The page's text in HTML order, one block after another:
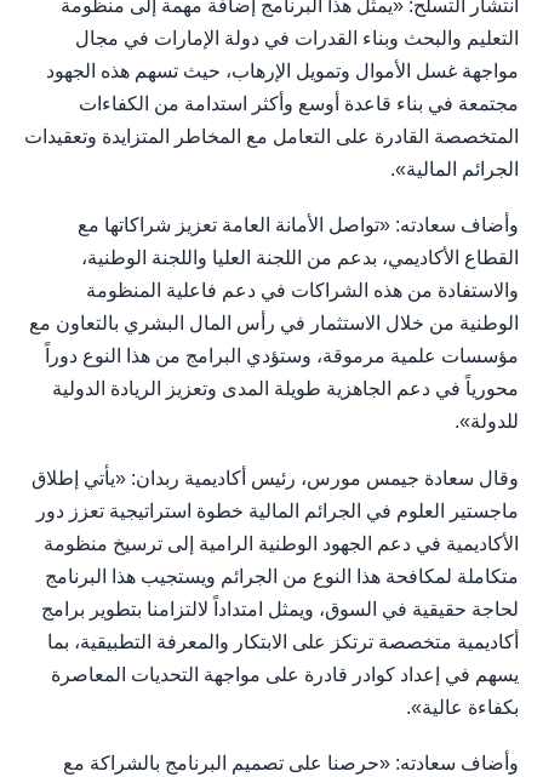
انتشار التسلح: «يمثل هذا البرنامج إضافة مهمة إلى منظومة
التعليم والبحث وبناء القدرات في دولة الإمارات في مجال
مواجهة غسل الأموال وتمويل الإرهاب، حيث تسهم هذه الجهود
مجتمعة في بناء قاعدة أوسع وأكثر استدامة من الكفاءات
المتخصصة القادرة على التعامل مع المخاطر المتزايدة وتعقيدات
الجرائم المالية».
وأضاف سعادته: «تواصل الأمانة العامة تعزيز شراكاتها مع
القطاع الأكاديمي، بدعم من اللجنة العليا واللجنة الوطنية،
والاستفادة من هذه الشراكات في دعم فاعلية المنظومة
الوطنية من خلال الاستثمار في رأس المال البشري بالتعاون مع
مؤسسات علمية مرموقة، وستؤدي البرامج من هذا النوع دوراً
محورياً في دعم الجاهزية طويلة المدى وتعزيز الريادة الدولية
للدولة».
وقال سعادة جيمس مورس، رئيس أكاديمية ربدان: «يأتي إطلاق
ماجستير العلوم في الجرائم المالية خطوة استراتيجية تعزز دور
الأكاديمية في دعم الجهود الوطنية الرامية إلى ترسيخ منظومة
متكاملة لمكافحة هذا النوع من الجرائم ويستجيب هذا البرنامج
لحاجة حقيقية في السوق، ويمثل امتداداً لالتزامنا بتطوير برامج
أكاديمية متخصصة ترتكز على الابتكار والمعرفة التطبيقية، بما
يسهم في إعداد كوادر قادرة على مواجهة التحديات المعاصرة
بكفاءة عالية».
وأضاف سعادته: «حرصنا على تصميم البرنامج بالشراكة مع